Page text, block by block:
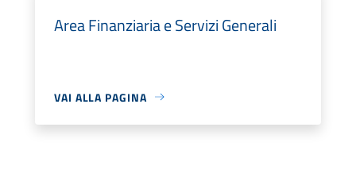
Area Finanziaria e Servizi Generali
VAI ALLA PAGINA